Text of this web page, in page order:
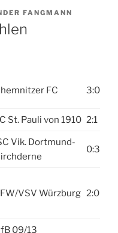
FANGMANN
FC 3:0
St. Pauli von 1910 2:1
Vik. Dortmund-
0:3
VSV Würzburg 2:0
09/13